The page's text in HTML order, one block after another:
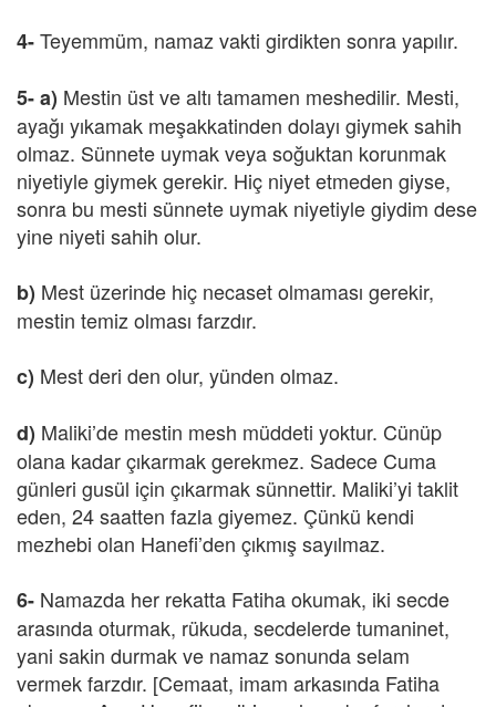
4-Teyemmüm, namaz vakti girdikten sonra yapılır.
5-a) Mestin üst ve altı tamamen meshedilir. Mesti,
ayağı yıkamak meşakkatinden dolayı giymek sahih
olmaz. Sünnete uymak veya soğuktan korunmak
niyetiyle giymek gerekir. Hiç niyet etmeden giyse,
sonra bu mesti sünnete uymak niyetiyle giydim dese
yine niyeti sahih olur.
b) Mest üzerinde hiç necaset olmaması gerekir,
mestin temiz olması farzdır.
c) Mest deri den olur, yünden olmaz.
d) Maliki’de mestin mesh müddeti yoktur. Cünüp
olana kadar çıkarmak gerekmez. Sadece Cuma
günleri gusül için çıkarmak sünnettir. Maliki’yi taklit
eden, 24 saatten fazla giyemez. Çünkü kendi
mezhebi olan Hanefi’den çıkmış sayılmaz.
6- Namazda her rekatta Fatiha okumak, iki secde
arasında oturmak, rükuda, secdelerde tumaninet,
yani sakin durmak ve namaz sonunda selam
vermek farzdır. [Cemaat, imam arkasında Fatiha